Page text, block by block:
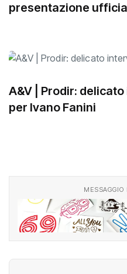
presentazione
A&V | Prodir:
per Ivano Fanini